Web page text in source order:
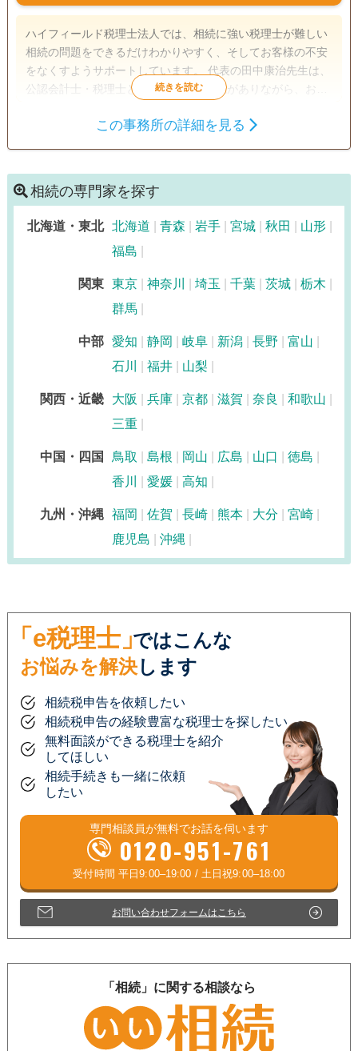
ハイフィールド税理士法人では、相続に強い税理士が難しい
相続の問題をできるだけわかりやすく、そしてお客様の不安
をなくすようサポートしています。 代表の田中康治先生は、
公認会計士・税理士としての豊富な知識がありながら、お客
かりやすく伝えることが得意な方です。田中先生の同僚の方
生前贈与
この事務所の詳細を見る
相続の専門家を探す
北海道・東北 北海道 青森 岩手 宮城 秋田
山形
福島
関東 東京 神奈川 埼玉 千葉 茨城
栃木
群馬
中部 愛知 静岡 岐阜 新潟 長野
富山
石川
福井 山梨
関西・近畿 大阪 兵庫 京都 滋賀 奈良
和歌山
三重
中国・四国 鳥取 島根 岡山 広島 山口
徳島
香川
愛媛 高知
九州・沖縄 福岡 佐賀 長崎 熊本 大分
宮崎
鹿児島
沖縄
「e税理士」ではこんな
お悩みを解決します
相続税申告を依頼したい
相続税申告の経験豊富な税理士を探したい
無料面談ができる税理士を紹介
してほしい
相続手続きも一緒に依頼
したい
専門相談員が無料でお話を伺います
0120-951-761
お問い合わせフォームはこちら
「相続」に関する相談なら